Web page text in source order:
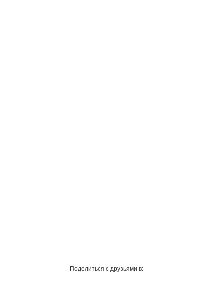
Поделиться с друзьями в: